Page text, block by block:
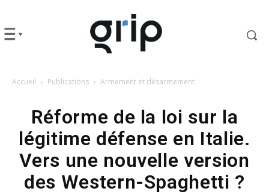
Accueil Publications Armement et désarmement
Réforme de la loi sur la
légitime défense en Italie.
Vers une nouvelle version
des Western-Spaghetti ?